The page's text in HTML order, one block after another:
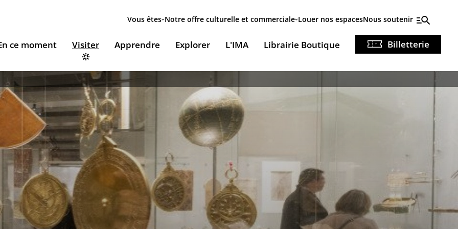
secondaire
Vous êtes Notre offre culturelle et commerciale Louer nos espacesNous soutenir
ce moment
LES RENDEZ-VOUS
Les Jeudis de l’IMA
Ici & Maintenant
Falsafa I Les RDV de la philosophie arabe
Les Samedis de la poésie
Rencontres littéraires de l’IMA
Les escales musicales du musée
Visiter
ACCUEILLENT
Shahid
Café littéraire et self
Apprendre
& PÉDAGOGIE
le monde arabe
pédagogiques
documentaires
le portail documentaire de l'IMA
/ Emprunter des livres et des médias à la
de l'IMA
Explorer L'IMA
Accueillir nos expositions / Host our exhibitions
Ingénierie culturelle
Documents institutionnels
Nous rejoindre / Carrières
Mécènes et sponsors
Nous contacter
Librairie Boutique Billetterie